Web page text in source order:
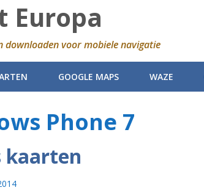
Europa
downloaden voor mobiele navigatie
GOOGLE MAPS WAZE
Phone 7
kaarten